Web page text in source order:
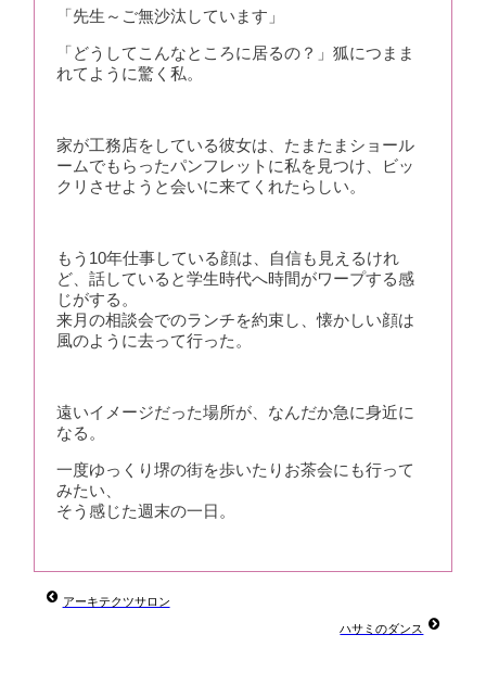
「先生～ご無沙汰しています」
「どうしてこんなところに居るの？」狐につまま
れてように驚く私。
家が工務店をしている彼女は、たまたまショール
ームでもらったパンフレットに私を見つけ、ビッ
クリさせようと会いに来てくれたらしい。
もう10年仕事している顔は、自信も見えるけれ
ど、話していると学生時代へ時間がワープする感
じがする。
来月の相談会でのランチを約束し、懐かしい顔は
風のように去って行った。
遠いイメージだった場所が、なんだか急に身近に
なる。
一度ゆっくり堺の街を歩いたりお茶会にも行って
みたい、
そう感じた週末の一日。
アーキテクツサロン
ハサミのダンス